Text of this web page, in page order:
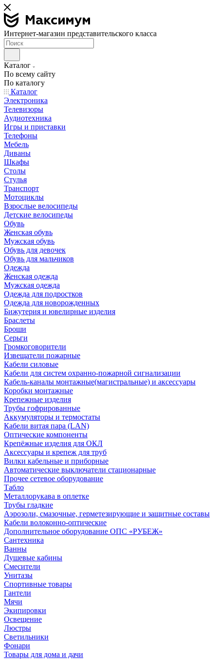
Интернет-магазин представительского класса
Каталог
По всему сайту
По каталогу
Каталог
Электроника
Телевизоры
Аудиотехника
Игры и приставки
Телефоны
Мебель
Диваны
Шкафы
Столы
Стулья
Транспорт
Мотоциклы
Взрослые велосипеды
Детские велосипеды
Обувь
Женская обувь
Мужская обувь
Обувь для девочек
Обувь для мальчиков
Одежда
Женская одежда
Мужская одежда
Одежда для подростков
Одежда для новорожденных
Бижутерия и ювелирные изделия
Браслеты
Броши
Серьги
Громкоговорители
Извещатели пожарные
Кабели силовые
Кабели для систем охранно-пожарной сигнализации
Кабель-каналы монтажные(магистральные) и аксессуары
Коробки монтажные
Крепежные изделия
Трубы гофрированные
Аккумуляторы и термостаты
Кабели витая пара (LAN)
Оптические компоненты
Крепёжные изделия для ОКЛ
Аксессуары и крепеж для труб
Вилки кабельные и приборные
Автоматические выключатели стационарные
Прочее сетевое оборудование
Табло
Металлорукава в оплетке
Трубы гладкие
Аэрозоли, смазочные, герметезирующие и защитные составы
Кабели волоконно-оптические
Дополнительное оборудование ОПС «РУБЕЖ»
Сантехника
Ванны
Душевые кабины
Смесители
Унитазы
Спортивные товары
Гантели
Мячи
Экипировки
Освещение
Люстры
Светильники
Фонари
Товары для дома и дачи